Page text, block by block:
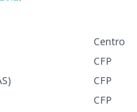
Centro
CFP
CFP
CFP